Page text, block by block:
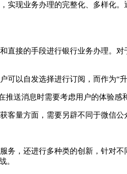
实现业务办理的完整化、多样化
接的手段进行银行业务办理。
以自发选择进行订阅，而作为“
送消息时需要考虑用户的体验感
客量方面，需要另辟不同于微信公
务，还进行多种类的创新，针对
。